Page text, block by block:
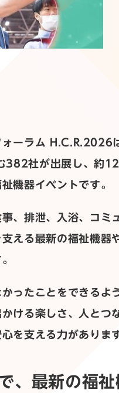
ーラム H.C.R.2026
382社が出展し、約
機器イベントです。
、排泄、入浴、コミ
える最新の福祉機器
ったことをできるよ
ける楽しさ、人とつ
を支える力がありま
、最新の福祉